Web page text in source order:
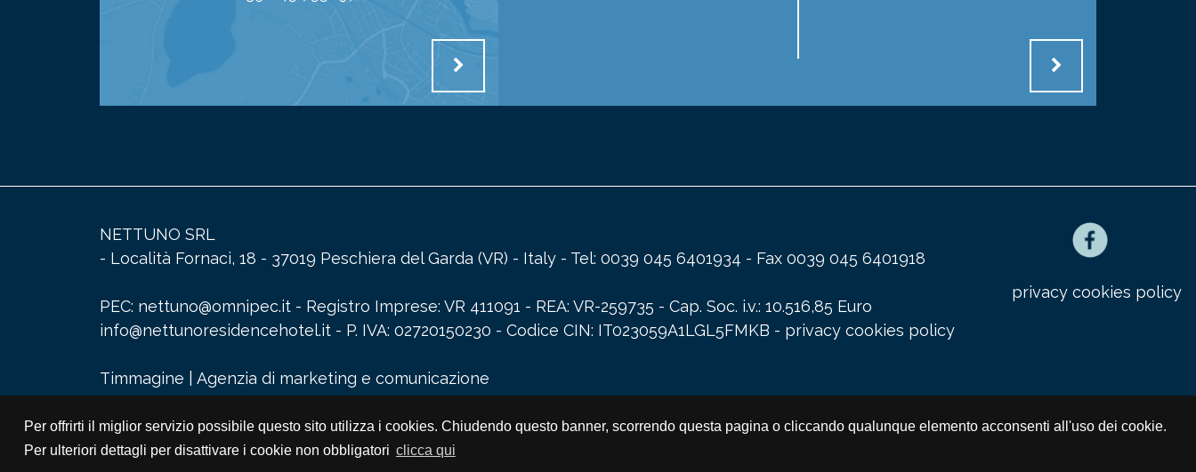
Per offrirti il miglior servizio possibile questo sito utilizza i cookies. Chiudendo questo banner, scorrendo questa pagina o cliccando qualunque elemento acconsenti all'uso dei cookie.
Per ulteriori dettagli per disattivare i cookie non obbligatori clicca qui
NETTUNO SRL
- Località Fornaci, 18 - 37019 Peschiera del Garda (VR) - Italy - Tel: 0039 045 6401934 - Fax 0039 045 6401918
PEC: nettuno@omnipec.it - Registro Imprese: VR 411091 - REA: VR-259735 - Cap. Soc. i.v.: 10.516,85 Euro
info@nettunoresidencehotel.it - P. IVA: 02720150230 - Codice CIN: IT023059A1LGL5FMKB - privacy cookies policy
Timmagine | Agenzia di marketing e comunicazione
privacy cookies policy